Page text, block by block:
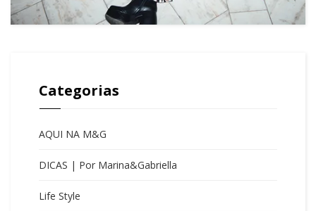
Categorias
AQUI NA M&G
DICAS | Por Marina&Gabriella
Life Style